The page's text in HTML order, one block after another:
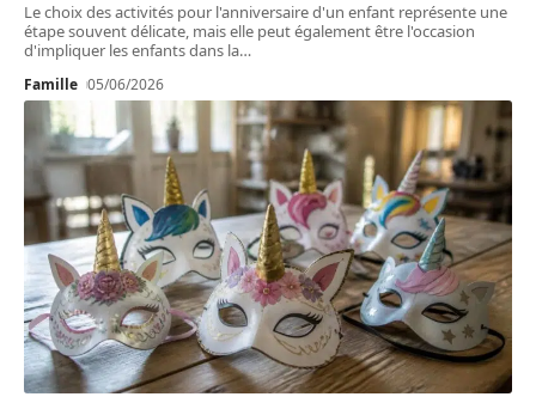
Le choix des activités pour l'anniversaire d'un enfant représente une
étape souvent délicate, mais elle peut également être l'occasion
d'impliquer les enfants dans la…
Famille 05/06/2026